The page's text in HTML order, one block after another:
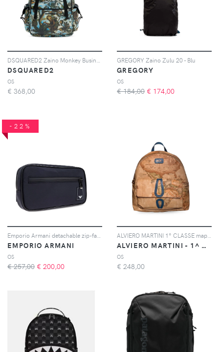
DSQUARED2
OS
€ 368,00
GREGORY Zaino Zulu 20 - Blu
GREGORY
OS
€ 184,00 € 174,00
-22%
EMPORIO ARMANI
OS
€ 257,00 € 200,00
ALVIERO MARTINI - 1^ CLASSE
OS
€ 248,00